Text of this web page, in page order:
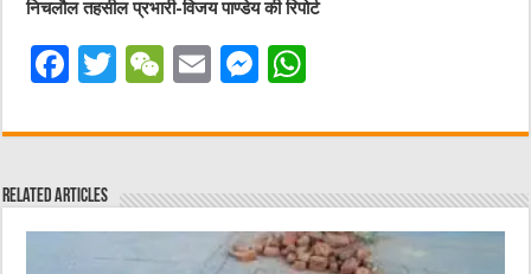
निचलौल तहसील प्रभारी-विजय पाण्डेय की रिपोर्ट
F
c
e
b
T
it
r
W
C
at
E
ai
M
ss
n
g
at
A
p
Related Articles